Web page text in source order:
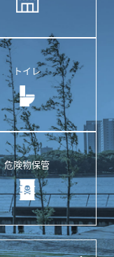
トイレ
危険物保管